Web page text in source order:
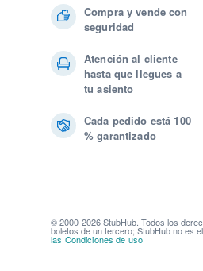
Compra y vende con
seguridad
Atención al cliente
hasta que llegues a
tu asiento
Cada pedido está 100
% garantizado
© 2000-2026 StubHub. Todos los
boletos de un tercero; StubHub no es
las Condiciones de uso